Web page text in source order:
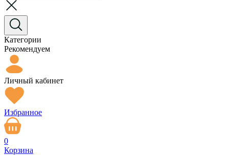
Категории
Рекомендуем
Личный кабинет
Избранное
0
Корзина